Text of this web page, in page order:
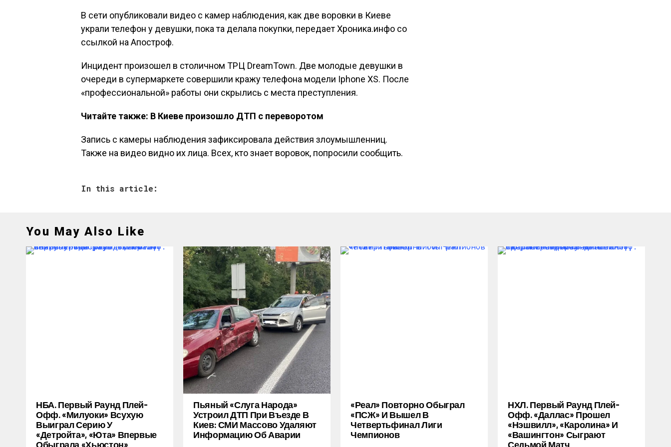
В сети опубликовали видео с камер наблюдения, как две воровки в Киеве
украли телефон у девушки, пока та делала покупки, передает Хроника.инфо со
ссылкой на Апостроф.
Инцидент произошел в столичном ТРЦ DreamTown. Две молодые девушки в
очереди в супермаркете совершили кражу телефона модели Iphone XS. После
«профессиональной» работы они скрылись с места преступления.
Читайте также: В Киеве произошло ДТП с переворотом
Запись с камеры наблюдения зафиксировала действия злоумышленниц.
Также на видео видно их лица. Всех, кто знает воровок, попросили сообщить.
In this article:
You May Also Like
НБА. Первый Раунд Плей-
Офф. «Милуоки» Всухую
Выиграл Серию У
«Детройта», «Юта» Впервые
Обыграла «Хьюстон»
Пьяный «слуга Народа»
Устроил ДТП При Въезде В
Киев: СМИ Массово Удаляют
Информацию Об Аварии
«Реал» Повторно Обыграл
«ПСЖ» И Вышел В
Четвертьфинал Лиги
Чемпионов
НХЛ. Первый Раунд Плей-
Офф. «Даллас» Прошел
«Нэшвилл», «Каролина» И
«Вашингтон» Сыграют
Седьмой Матч